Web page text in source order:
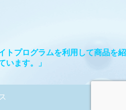
トプログラムを利用して商品を紹
います。」